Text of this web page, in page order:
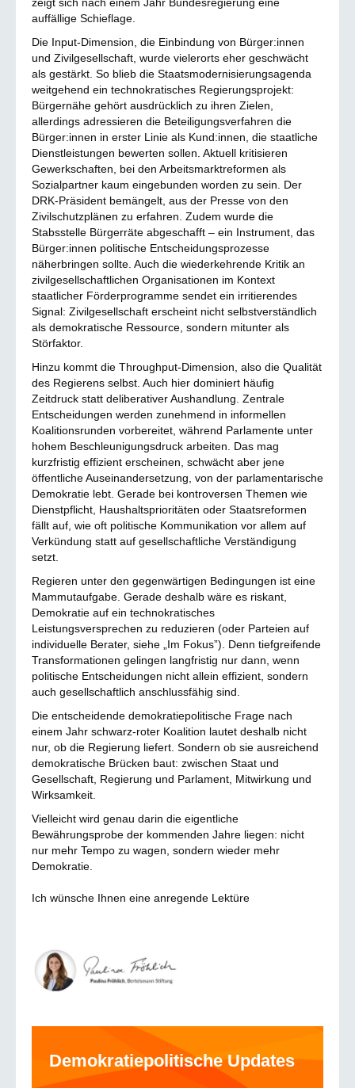
auffällige Schieflage.
Die Input-Dimension, die Einbindung von Bürger:innen
und Zivilgesellschaft, wurde vielerorts eher geschwächt
als gestärkt. So blieb die Staatsmodernisierungsagenda
weitgehend ein technokratisches Regierungsprojekt:
Bürgernähe gehört ausdrücklich zu ihren Zielen,
allerdings adressieren die Beteiligungsverfahren die
Bürger:innen in erster Linie als Kund:innen, die staatliche
Dienstleistungen bewerten sollen. Aktuell kritisieren
Gewerkschaften, bei den Arbeitsmarktreformen als
Sozialpartner kaum eingebunden worden zu sein. Der
DRK-Präsident bemängelt, aus der Presse von den
Zivilschutzplänen zu erfahren. Zudem wurde die
Stabsstelle Bürgerräte abgeschafft – ein Instrument, das
Bürger:innen politische Entscheidungsprozesse
näherbringen sollte. Auch die wiederkehrende Kritik an
zivilgesellschaftlichen Organisationen im Kontext
staatlicher Förderprogramme sendet ein irritierendes
Signal: Zivilgesellschaft erscheint nicht selbstverständlich
als demokratische Ressource, sondern mitunter als
Störfaktor.
Hinzu kommt die Throughput-Dimension, also die Qualität
des Regierens selbst. Auch hier dominiert häufig
Zeitdruck statt deliberativer Aushandlung. Zentrale
Entscheidungen werden zunehmend in informellen
Koalitionsrunden vorbereitet, während Parlamente unter
hohem Beschleunigungsdruck arbeiten. Das mag
kurzfristig effizient erscheinen, schwächt aber jene
öffentliche Auseinandersetzung, von der parlamentarische
Demokratie lebt. Gerade bei kontroversen Themen wie
Dienstpflicht, Haushaltsprioritäten oder Staatsreformen
fällt auf, wie oft politische Kommunikation vor allem auf
Verkündung statt auf gesellschaftliche Verständigung
setzt.
Regieren unter den gegenwärtigen Bedingungen ist eine
Mammutaufgabe. Gerade deshalb wäre es riskant,
Demokratie auf ein technokratisches
Leistungsversprechen zu reduzieren (oder Parteien auf
individuelle Berater, siehe „Im Fokus”). Denn tiefgreifende
Transformationen gelingen langfristig nur dann, wenn
politische Entscheidungen nicht allein effizient, sondern
auch gesellschaftlich anschlussfähig sind.
Die entscheidende demokratiepolitische Frage nach
einem Jahr schwarz-roter Koalition lautet deshalb nicht
nur, ob die Regierung liefert. Sondern ob sie ausreichend
demokratische Brücken baut: zwischen Staat und
Gesellschaft, Regierung und Parlament, Mitwirkung und
Wirksamkeit.
Vielleicht wird genau darin die eigentliche
Bewährungsprobe der kommenden Jahre liegen: nicht
nur mehr Tempo zu wagen, sondern wieder mehr
Demokratie.
Ich wünsche Ihnen eine anregende Lektüre
Demokratiepolitische Updates